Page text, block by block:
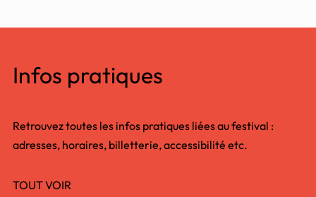
Infos pratiques
Retrouvez toutes les infos pratiques liées au festival :
adresses, horaires, billetterie, accessibilité etc.
TOUT VOIR